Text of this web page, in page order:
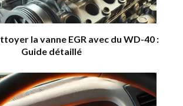
la vanne EGR avec du WD-40 :
Guide détaillé